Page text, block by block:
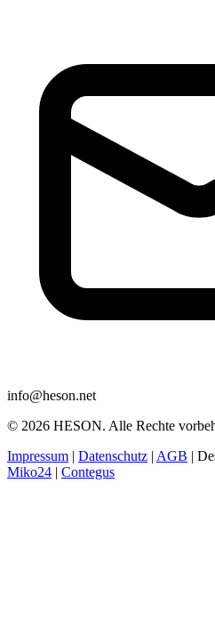
info@heson.net
© 2026 HESON. Alle Rechte
Impressum | Datenschutz | AGB |
Miko24 | Contegus